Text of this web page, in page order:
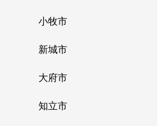
小牧市
新城市
大府市
知立市